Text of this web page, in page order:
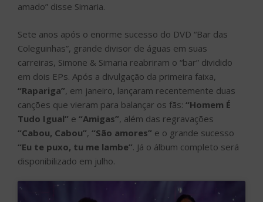
amado” disse Simaria.
Sete anos após o enorme sucesso do DVD “Bar das
Coleguinhas”, grande divisor de águas em suas
carreiras, Simone & Simaria reabriram o “bar” dividido
em dois EPs. Após a divulgação da primeira faixa,
“Rapariga”, em janeiro, lançaram recentemente duas
canções que vieram para balançar os fãs: “Homem É
Tudo Igual” e “Amigas”, além das regravações
“Cabou, Cabou”, “São amores” e o grande sucesso
“Eu te puxo, tu me lambe”. Já o álbum completo será
disponibilizado em julho.